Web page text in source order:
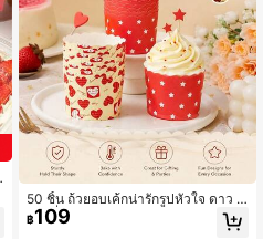
50 ชิ้น ถ้วยอบเค้กน่ารักรูปหัวใจ ดาว ข
อบคลื่น สำหรับตกแต่งงานวันเกิด งาน
แต่งงาน
฿109